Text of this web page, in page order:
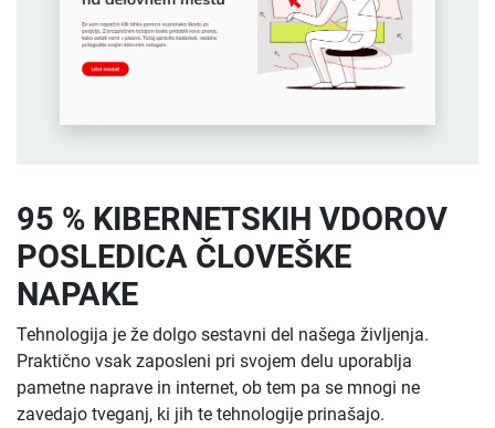
95 % KIBERNETSKIH VDOROV
POSLEDICA ČLOVEŠKE
NAPAKE
Tehnologija je že dolgo sestavni del našega življenja.
Praktično vsak zaposleni pri svojem delu uporablja
pametne naprave in internet, ob tem pa se mnogi ne
zavedajo tveganj, ki jih te tehnologije prinašajo.